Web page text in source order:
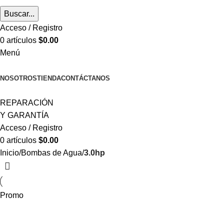
Buscar...
Acceso / Registro
0 artículos $0.00
Menú
NOSOTROSTIENDACONTÁCTANOS
REPARACIÓN
Y GARANTÍA
Acceso / Registro
0 artículos $0.00
Inicio Bombas de Agua 3.0hp
Promo